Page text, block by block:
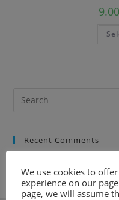
9.00
Recent Comments
We use cookies to
experience on our
page, we will assume